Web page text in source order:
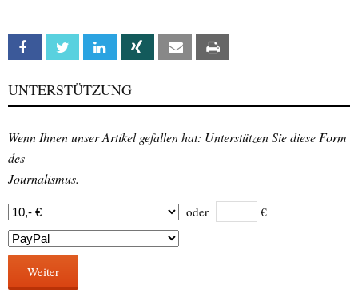
Facebook Twitter Linkedin Xing Email
UNTERSTÜTZUNG
Wenn Ihnen unser Artikel gefallen hat: Unterstützen Sie diese Form
des
Journalismus.
oder €
Weiter